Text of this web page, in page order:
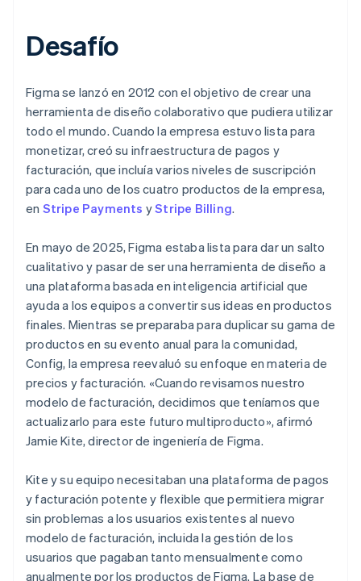
Desafío
Figma se lanzó en 2012 con el objetivo de crear una
herramienta de diseño colaborativo que pudiera utilizar
todo el mundo. Cuando la empresa estuvo lista para
monetizar, creó su infraestructura de pagos y
facturación, que incluía varios niveles de suscripción
para cada uno de los cuatro productos de la empresa,
en Stripe Payments yStripe Billing.
En mayo de 2025, Figma estaba lista para dar un salto
cualitativo y pasar de ser una herramienta de diseño a
una plataforma basada en inteligencia artificial que
ayuda a los equipos a convertir sus ideas en productos
finales. Mientras se preparaba para duplicar su gama de
productos en su evento anual para la comunidad,
Config, la empresa reevaluó su enfoque en materia de
precios y facturación. «Cuando revisamos nuestro
modelo de facturación, decidimos que teníamos que
actualizarlo para este futuro multiproducto», afirmó
Jamie Kite, director de ingeniería de Figma.
Kite y su equipo necesitaban una plataforma de pagos
y facturación potente y flexible que permitiera migrar
sin problemas a los usuarios existentes al nuevo
modelo de facturación, incluida la gestión de los
usuarios que pagaban tanto mensualmente como
anualmente por los productos de Figma. La base de